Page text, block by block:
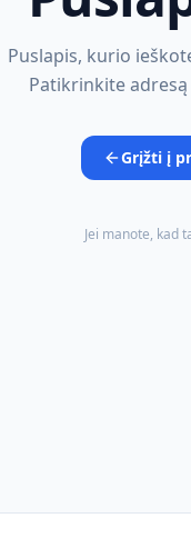
Puslapis, kurio
Patikrinkite
Grįžti į
Jei manote, kad